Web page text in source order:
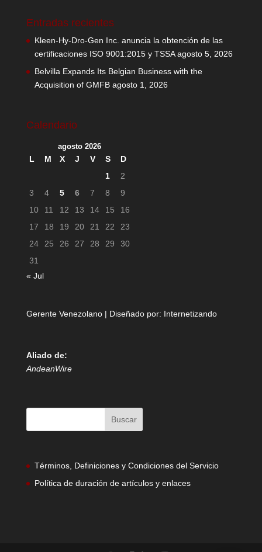
Entradas recientes
Kleen-Hy-Dro-Gen Inc. anuncia la obtención de las
certificaciones ISO 9001:2015 y TSSA agosto 5, 2026
Belvilla Expands Its Belgian Business with the
Acquisition of GMFB agosto 1, 2026
Calendario
agosto 2026
L M X J V S
D
1
2
3
4 5 6 7 8
9
10
11 12 13 14 15
16
17
18 19 20 21 22
23
24
25 26 27 28 29
30
31
« Jul
Gerente Venezolano | Diseñado por: Internetizando
Aliado de:
AndeanWire
Términos, Definiciones y Condiciones del Servicio
Política de duración de artículos y enlaces